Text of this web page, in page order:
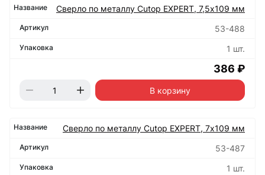
Сверло по металлу Cutop EXPERT, 7,5х109 мм
53-488
1 шт.
386 ₽
В корзину
Сверло по металлу Cutop EXPERT, 7х109 мм
53-487
1 шт.